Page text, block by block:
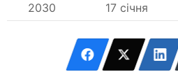
2030
17 січня